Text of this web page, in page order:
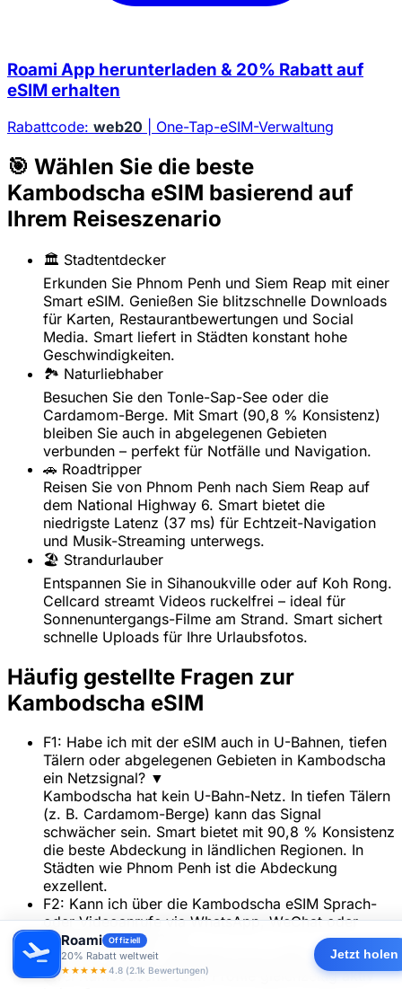
Roami App herunterladen & 20% Rabatt auf
eSIM erhalten
Rabattcode: web20 | One-Tap-eSIM-Verwaltung
🎯 Wählen Sie die beste
Kambodscha eSIM basierend auf
Ihrem Reiseszenario
🏛️ Stadtentdecker
Erkunden Sie Phnom Penh und Siem Reap mit einer
Smart eSIM. Genießen Sie blitzschnelle Downloads
für Karten, Restaurantbewertungen und Social
Media. Smart liefert in Städten konstant hohe
Geschwindigkeiten.
🏞️ Naturliebhaber
Besuchen Sie den Tonle-Sap-See oder die
Cardamom-Berge. Mit Smart (90,8 % Konsistenz)
bleiben Sie auch in abgelegenen Gebieten
verbunden – perfekt für Notfälle und Navigation.
🚗 Roadtripper
Reisen Sie von Phnom Penh nach Siem Reap auf
dem National Highway 6. Smart bietet die
niedrigste Latenz (37 ms) für Echtzeit-Navigation
und Musik-Streaming unterwegs.
🏖️ Strandurlauber
Entspannen Sie in Sihanoukville oder auf Koh Rong.
Cellcard streamt Videos ruckelfrei – ideal für
Sonnenuntergangs-Filme am Strand. Smart sichert
schnelle Uploads für Ihre Urlaubsfotos.
Häufig gestellte Fragen zur
Kambodscha eSIM
F1: Habe ich mit der eSIM auch in U-Bahnen, tiefen
Tälern oder abgelegenen Gebieten in Kambodscha
ein Netzsignal? ▼
Kambodscha hat kein U-Bahn-Netz. In tiefen Tälern
(z. B. Cardamom-Berge) kann das Signal
schwächer sein. Smart bietet mit 90,8 % Konsistenz
die beste Abdeckung in ländlichen Regionen. In
Städten wie Phnom Penh ist die Abdeckung
exzellent.
F2: Kann ich über die Kambodscha eSIM Sprach-
oder Videoanrufe via WhatsApp, WeChat oder
FaceTime tätigen?
F3: Mein Telefon unterstützt Dual-eSIM. Kann ich
zwei Kambodscha eSIM-Profile gleichzeitig aktiv
Roami Offiziell
20% Rabatt weltweit
★★★★★4.8 (2.1k Bewertungen)
Jetzt holen